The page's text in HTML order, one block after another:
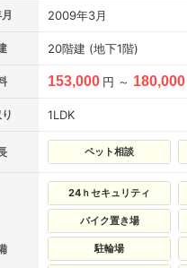
2009年3月
20階建 (地下1階)
153,000 円 ～ 180,000
1LDK
ペット相談
24ｈセキュリティ
バイク置き場
駐輪場